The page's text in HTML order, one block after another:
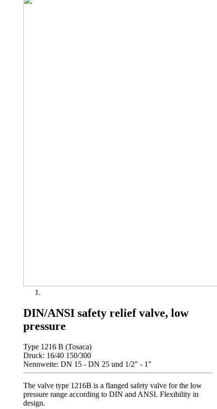
DIN/ANSI safety relief valve, low
pressure
Type 1216 B (Tosaca)
Druck: 16/40 150/300
Nennweite: DN 15 - DN 25 und 1/2" - 1"
The valve type 1216B is a flanged safety valve for the low
pressure range according to DIN and ANSI. Flexibility in
design.